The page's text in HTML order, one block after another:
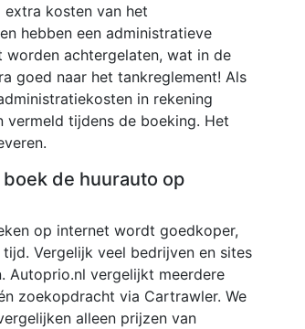
kosten van het
hebben een administratieve
achtergelaten, wat in de
goed naar het tankreglement! Als
in rekening
tijdens de boeking. Het
de huurauto op
op internet wordt goedkoper,
Vergelijk veel bedrijven en sites
Autoprio.nl vergelijkt meerdere
zoekopdracht via Cartrawler. We
alleen prijzen van